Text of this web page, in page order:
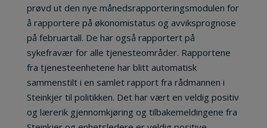
prøvd ut den nye månedsrapporteringsmodulen for
å rapportere på økonomistatus og avviksprognose
på februartall. De har også rapportert på
sykefravær for alle tjenesteområder. Rapportene
fra tjenesteenhetene har blitt automatisk
sammenstilt i en samlet rapport fra rådmannen i
Steinkjer til politikken. Det har vært en veldig positiv
og lærerik gjennomkjøring og tilbakemeldingene fra